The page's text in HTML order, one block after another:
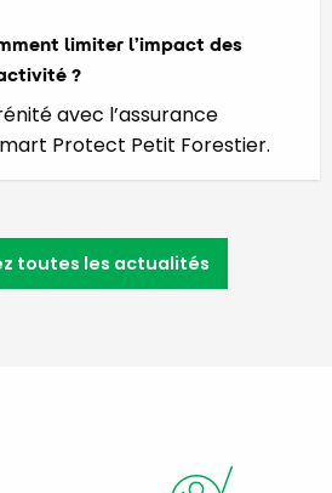
limiter l’impact des
?
avec l’assurance
Protect Petit Forestier.
toutes les actualités